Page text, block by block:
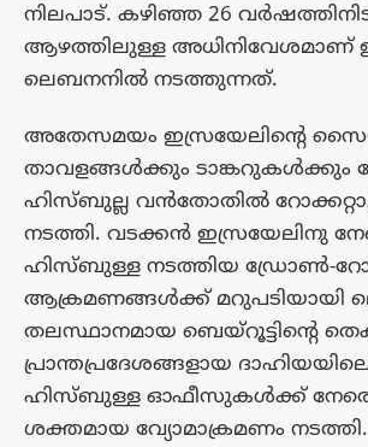
നിലപാട്. കഴിഞ്ഞ 26
ആഴത്തിലുള്ള അധിനിവേശമാണ്
ലെബനനിൽ നടത്തുന്നത്.
അതേസമയം ഇസ്രയേലിൻ്റെ
താവളങ്ങൾക്കും ടാങ്കറുകൾക്കും
ഹിസ്ബുല്ല വൻതോതിൽ
നടത്തി. വടക്കൻ ഇസ്രയേലിനു
ഹിസ്ബുള്ള നടത്തിയ ഡ്രോൺ-
ആക്രമണങ്ങൾക്ക് മറുപടിയായി
തലസ്ഥാനമായ ബെയ്റൂട്ടിന്റെ
പ്രാന്തപ്രദേശങ്ങളായ ദാഹിയയിലെ
ഹിസ്ബുള്ള ഓഫീസുകൾക്ക്
ശക്തമായ വ്യോമാക്രമണം